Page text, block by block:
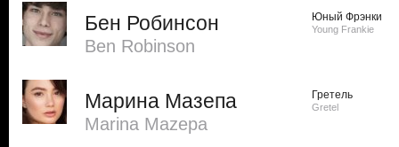
Бен Робинсон
Ben Robinson
Юный Фрэнки
Young Frankie
Марина Мазепа
Marina Mazepa
Гретель
Gretel